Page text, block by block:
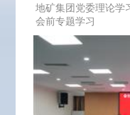
地矿集团党委理论学
会前专题学习